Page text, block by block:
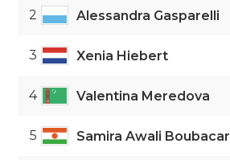
2 Alessandra Gasparelli
3 Xenia Hiebert
4 Valentina Meredova
5 Samira Awali Boubacar